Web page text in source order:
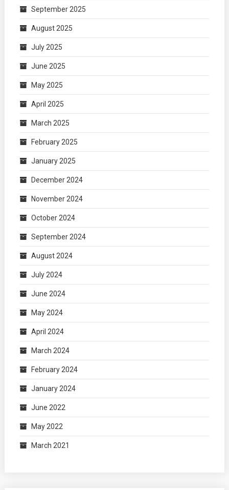
September 2025
August 2025
July 2025
June 2025
May 2025
April 2025
March 2025
February 2025
January 2025
December 2024
November 2024
October 2024
September 2024
August 2024
July 2024
June 2024
May 2024
April 2024
March 2024
February 2024
January 2024
June 2022
May 2022
March 2021